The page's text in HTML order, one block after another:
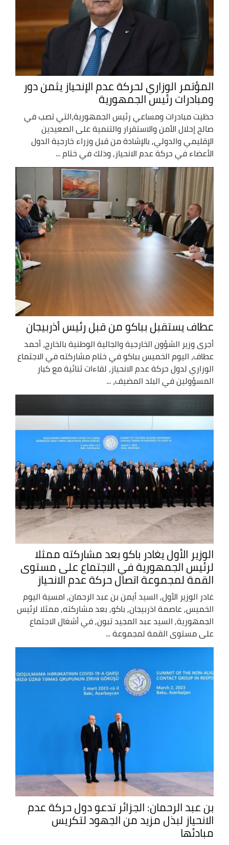
المؤتمر الوزاري لحركة عدم الإنحياز يثمن دور
ومبادرات رئيس الجمهورية
حظيت مبادرات ومساعي رئيس الجمهورية،التي تصب في
صالح إحلال الأمن والاستقرار والتنمية على الصعيدين
الإقليمي والدولي, بالإشادة من قبل وزراء خارجية الدول
الأعضاء في حركة عدم الانحياز, وذلك في ختام ...
عطاف يستقبل بباكو من قبل رئيس أذربيجان
أجرى وزير الشؤون الخارجية والجالية الوطنية بالخارج، أحمد
عطاف، اليوم الخميس بباكو في ختام مشاركته في الاجتماع
الوزاري لدول حركة عدم الانحياز، لقاءات ثنائية مع كبار
المسؤولين في البلد المضيف، ...
الوزير الأول يغادر باكو بعد مشاركته ممثلا
لرئيس الجمهورية في الاجتماع على مستوى
القمة لمجموعة اتصال حركة عدم الانحياز
غادر الوزير الأول, السيد أيمن بن عبد الرحمان, امسية اليوم
الخميس, عاصمة اذربيجان, باكو, بعد مشاركته, ممثلا لرئيس
الجمهورية, السيد عبد المجيد تبون, في أشغال الاجتماع
على مستوى القمة لمجموعة ...
بن عبد الرحمان: الجزائر تدعو دول حركة عدم
الانحياز لبذل مزيد من الجهود لتكريس
مبادئها